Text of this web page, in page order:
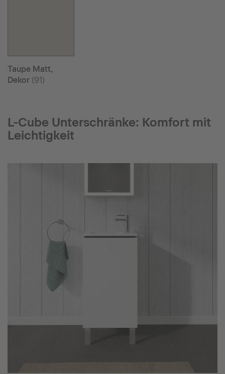
Taupe Matt,
Dekor (91)
L-Cube Unterschränke: Komfort mit
Leichtigkeit